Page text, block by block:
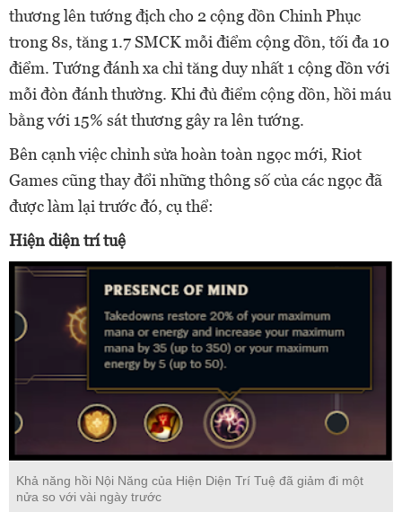
thương lên tướng địch cho 2 cộng dồn Chinh Phục
trong 8s, tăng 1.7 SMCK mỗi điểm cộng dồn, tối đa 10
điểm. Tướng đánh xa chỉ tăng duy nhất 1 cộng dồn với
mỗi đòn đánh thường. Khi đủ điểm cộng dồn, hồi máu
bằng với 15% sát thương gây ra lên tướng.
Bên cạnh việc chỉnh sửa hoàn toàn ngọc mới, Riot
Games cũng thay đổi những thông số của các ngọc đã
được làm lại trước đó, cụ thể:
Hiện diện trí tuệ
Khả năng hồi Nội Năng của Hiện Diện Trí Tuệ đã giảm đi một
nửa so với vài ngày trước